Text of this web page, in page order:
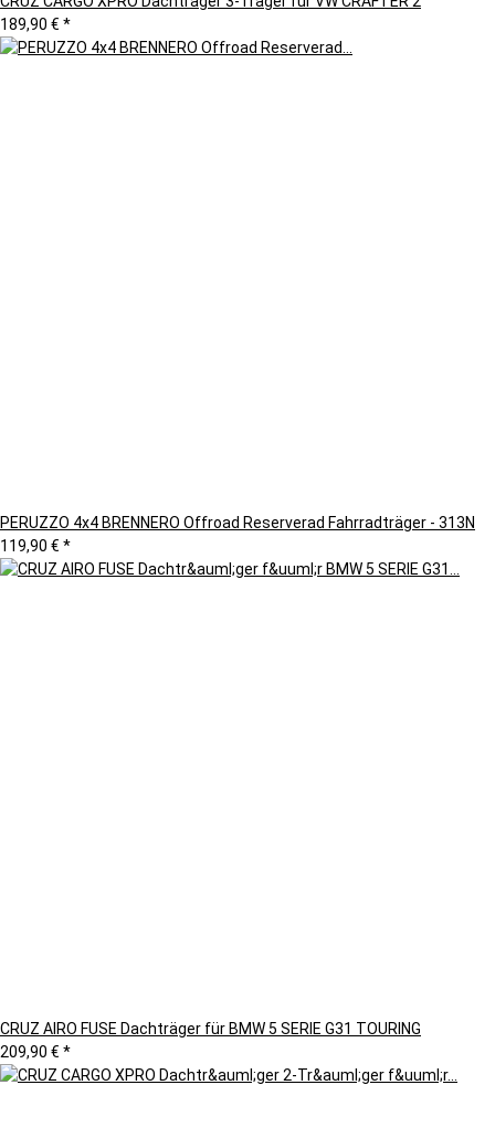
189,90 € *
PERUZZO 4x4 BRENNERO Offroad Reserverad Fahrradträger - 313N
119,90 € *
CRUZ AIRO FUSE Dachträger für BMW 5 SERIE G31 TOURING
209,90 € *